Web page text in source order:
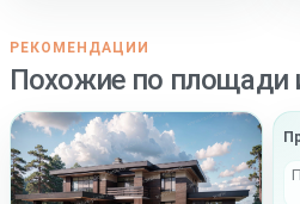
РЕКОМЕНДАЦИИ
Похожие по площади